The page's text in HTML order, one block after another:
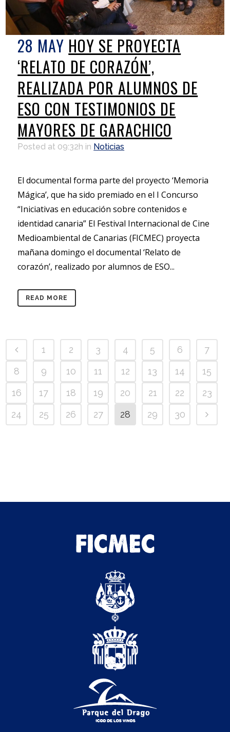
28 MAY HOY SE PROYECTA
‘RELATO DE CORAZÓN’,
REALIZADA POR ALUMNOS DE
ESO CON TESTIMONIOS DE
MAYORES DE GARACHICO
Posted at 09:32h in Noticias
El documental forma parte del proyecto ‘Memoria
Mágica’, que ha sido premiado en el I Concurso
“Iniciativas en educación sobre contenidos e
identidad canaria” El Festival Internacional de Cine
Medioambiental de Canarias (FICMEC) proyecta
mañana domingo el documental ‘Relato de
corazón’, realizado por alumnos de ESO...
READ MORE
1 2 3 4 5 6
7
8
9 10 11 12 13 14
15
16
17 18 19 20 21 22
23
24
25 26 27 28 29 30